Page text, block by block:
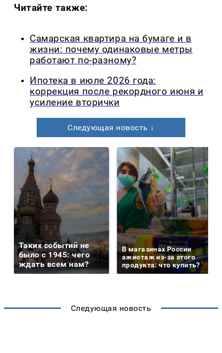
Читайте также:
Самарская квартира на бумаге и в
жизни: почему одинаковые метры
работают по-разному?
Ипотека в июле 2026 года:
коррекция после рекордного июня и
усиление вторички
Следующая новость ↓
Таких событий не
было с 1945: чего
ждать всем нам?
В магазинах России
ажиотаж из-за этого
продукта: что купить?
Следующая новость